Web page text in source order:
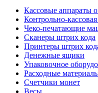
Кассовые аппараты
Контрольно-
Чеко-печатающие
Сканеры штрих кода
Принтеры штрих
Денежные ящики
Упаковочное
Расходные
Счетчики монет
Весы